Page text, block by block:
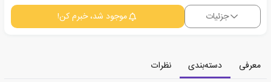
جزئیات موجود شد، خبرم کن!
معرفی دسته‌بندی
نظرات